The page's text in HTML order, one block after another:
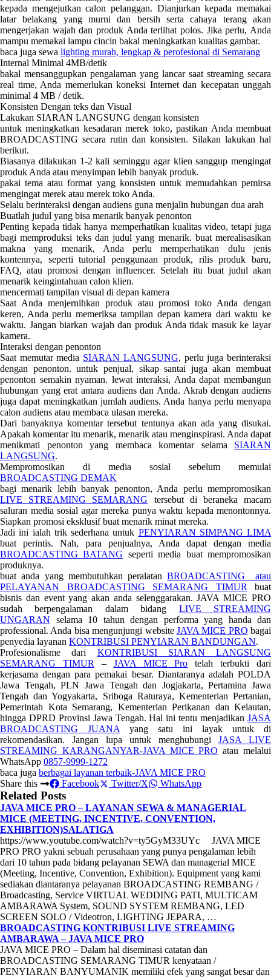
kepada mengejutkan calon pelanggan. Dianjurkan kepada memakai
latar belakang yang murni dan bersih serta cahaya terang akan
mengerjakan wajah dan produk Anda terlihat polos. Jika perlu, Anda
mampu memakai lampu cincin bakal meningkatkan kualitas gambar.
baca juga sewa lighting murah, lengkap & perofesional di Semarang
Internal Minimal 4MB/detik
bakal mensanggupkan pengalaman yang lancar saat streaming secara
real time, Anda memerlukan koneksi Internet dan kecepatan unggah
minimal 4 MB / detik.
Konsisten Dengan teks dan Visual
Lakukan SIARAN LANGSUNG dengan konsisten
untuk meningkatkan kesadaran merek toko, pastikan Anda membuat
BROADCASTING secara rutin dan konsisten. Silakan lakukan hal
berikut.
Biasanya dilakukan 1-2 kali seminggu agar klien sanggup mengingat
produk Anda atau menyimpan lebih banyak produk.
pakai tema atau format yang konsisten untuk memudahkan pemirsa
mengingat merek atau merek toko Anda.
Selalu berinteraksi dengan audiens guna menjalin hubungan dua arah
Buatlah judul yang bisa menarik banyak penonton
Penting kepada tidak hanya memperhatikan kualitas video, tetapi juga
bagi memproduksi teks dan judul yang menarik. buat merealisasikan
makna yang menarik, Anda perlu memperhatikan dulu jenis
kontennya, seperti tutorial penggunaan produk, rilis produk baru,
FAQ, atau promosi dengan influencer. Setelah itu buat judul akan
menarik keingintahuan calon klien.
mencermati tampilan visual di depan kamera
Saat Anda menjernihkan produk atau promosi toko Anda dengan
keren, Anda perlu memeriksa tampilan depan kamera dari waktu ke
waktu. Jangan biarkan wajah dan produk Anda tidak masuk ke layar
kamera.
Interaksi dengan penonton
Saat memutar media SIARAN LANGSUNG, perlu juga berinteraksi
dengan penonton. untuk penjual, sikap santai juga akan membuat
penonton semakin nyaman. lewat interaksi, Anda dapat membangun
hubungan yang erat antara audiens dan Anda. Akrab dengan audiens
juga dapat meningkatkan jumlah audiens. Anda hanya perlu menyapa
calon audiens atau membaca ulasan mereka.
Dari banyaknya komentar tersebut tentunya akan ada yang disukai.
Apakah komentar itu menarik, menarik atau menginspirasi. Anda dapat
menikmati penonton yang membaca komentar selama SIARAN
LANGSUNG.
Mempromosikan di media sosial sebelum memulai
BROADCASTING DEMAK
bagi menarik lebih banyak penonton, Anda perlu mempromosikan
LIVE STREAMING SEMARANG tersebut di beraneka macam
saluran media sosial agar mereka punya waktu kepada menontonnya.
Siapkan promosi eksklusif buat menarik minat mereka.
Jadi ini ialah trik sederhana untuk PENYIARAN SIMPANG LIMA
buat perintis. Nah, para penjualnya, Anda dapat dengan media
BROADCASTING BATANG seperti media buat mempromosikan
produknya.
buat anda yang membutuhkan peralatanBROADCASTING atau
PELAYANAN BROADCASTING SEMARANG TIMUR buat
bisnis dan event yang akan anda selenggarakan. JAVA MICE PRO
sudah berpengalaman dalam bidang LIVE STREAMING
UNGARAN selama 10 tahun dengan performa yang handa dan
professional. Anda bisa mengunjungi website JAVA MICE PRO bagai
penyedia layanan KONTRIBUSI PENYIARAN BANDUNGAN.
Profesionalisme dari KONTRIBUSI SIARAN LANGSUNG
SEMARANG TIMUR
– JAVA MICE Pro telah terbukti dari
kerjasama dengan para pemakai besar. Diantaranya adalah POLDA
Jawa Tengah, PLN Jawa Tengah dan Jogjakarta, Pertamina Jawa
Tengah dan Yogyakarta, Sriboga Raturaya, Kementerian Pertanian,
Pemerintah Kota Semarang, Kementerian Perikanan dan Kelautan,
hingga DPRD Provinsi Jawa Tengah. Hal ini tentu menjadikan JASA
BROADCASTING JUANA yang satu ini layak untuk di
rekomendasikan. Jangan lupa untuk menghubungi JASA LIVE
STREAMING KARANGANYAR-JAVA MICE PRO atau melalui
WhatsApp 0857-9999-1272
baca juga berbagai layanan terbaik-JAVA MICE PRO
Share this
Facebook Twitter/X WhatsApp
Related Posts
JAVA MICE PRO – LAYANAN SEWA & MANAGERIAL
MICE (MEETING, INCENTIVE, CONVENTION,
EXHIBITION)SALATIGA
https://www.youtube.com/watch?v=ty5GyM33UYc JAVA MICE
PRO PRO yakni sebuah perusahaan yang punya pengalaman lebih
dari 10 tahun pada bidang pelayanan SEWA dan managerial MICE
(Meeting, Incentive, Convention, Exhibition). Equipment yang kami
sediakan diantaranya pelayanan BROADCASTING REMBANG /
Broadcasting, Service VIRTUAL WEDDING PATI, MULTICAM
AMBARAWA System, SOUND SYSTEM REMBANG, LED
SCREEN SOLO / Videotron, LIGHTING JEPARA, …
BROADCASTING KONTRIBUSI LIVE STREAMING
AMBARAWA – JAVA MICE PRO
JAVA MICE PRO – Dalam hal diseminasi catatan dan
BROADCASTING SEMARANG TIMUR kenyataan /
PENYIARAN BANYUMANIK memiliki efek yang sangat besar dan